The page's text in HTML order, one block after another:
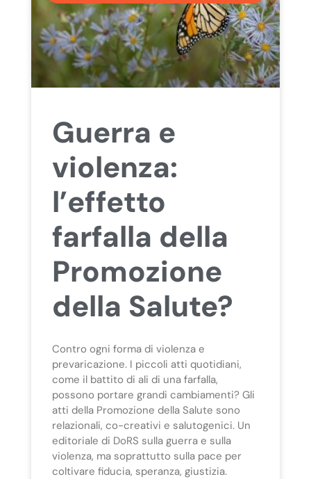
Guerra e
violenza:
l’effetto
farfalla della
Promozione
della Salute?
Contro ogni forma di violenza e
prevaricazione. I piccoli atti quotidiani,
come il battito di ali di una farfalla,
possono portare grandi cambiamenti? Gli
atti della Promozione della Salute sono
relazionali, co-creativi e salutogenici. Un
editoriale di DoRS sulla guerra e sulla
violenza, ma soprattutto sulla pace per
coltivare fiducia, speranza, giustizia.